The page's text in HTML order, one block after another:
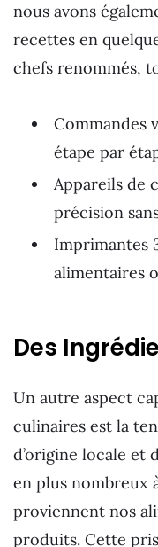
nous avons
recettes en
chefs renommés,
Commandes
étape par
Appareils de
précision
Imprimantes
alimentaires
Des
Un autre aspect
culinaires est la
d’origine locale et
en plus nombreux
proviennent nos
produits. Cette